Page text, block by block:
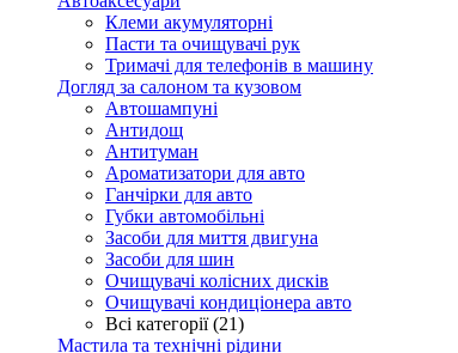
Клеми акумуляторні
Пасти та очищувачі рук
Тримачі для телефонів в машину
Догляд за салоном та кузовом
Автошампуні
Антидощ
Антитуман
Ароматизатори для авто
Ганчірки для авто
Губки автомобільні
Засоби для миття двигуна
Засоби для шин
Очищувачі колісних дисків
Очищувачі кондиціонера авто
Всі категорії (21)
Мастила та технічні рідини